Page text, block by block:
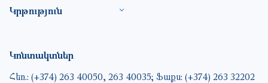
Կրթություն
Կոնտակտներ
Հեռ.: (+374) 263 40050, 263 40035; Ֆաքս: (+374) 263 32202